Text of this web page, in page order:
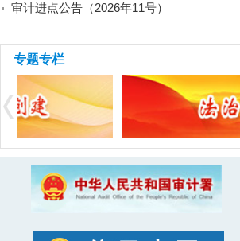
审计进点公告（2026年11号）
专题专栏